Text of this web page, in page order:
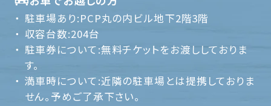
駐車場あり:PCP丸の内ビル地下2階3階
収容台数:204台
駐車券について:無料チケットをお渡ししておりま
す。
満車時について:近隣の駐車場とは提携しておりま
せん。予めご了承下さい。